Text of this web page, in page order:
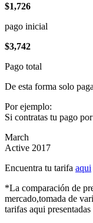
$1,726
pago inicial
$3,742
Pago total
De esta forma solo
Por ejemplo:
Si contratas tu pago
March
Active 2017
Encuentra tu tarifa aqui
*La comparación de
mercado,tomada de
tarifas aqui